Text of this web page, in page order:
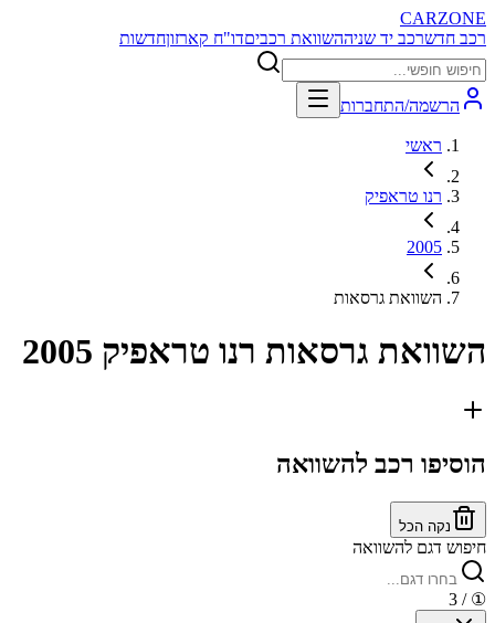
CARZONE
רכב חדשרכב יד שניההשוואת רכביםדו"ח קארזוןחדשות
הרשמה/התחברות
ראשי
רנו טראפיק
2005
השוואת גרסאות
השוואת גרסאות רנו טראפיק 2005
הוסיפו רכב להשוואה
נקה הכל
חיפוש דגם להשוואה
①
/ 3